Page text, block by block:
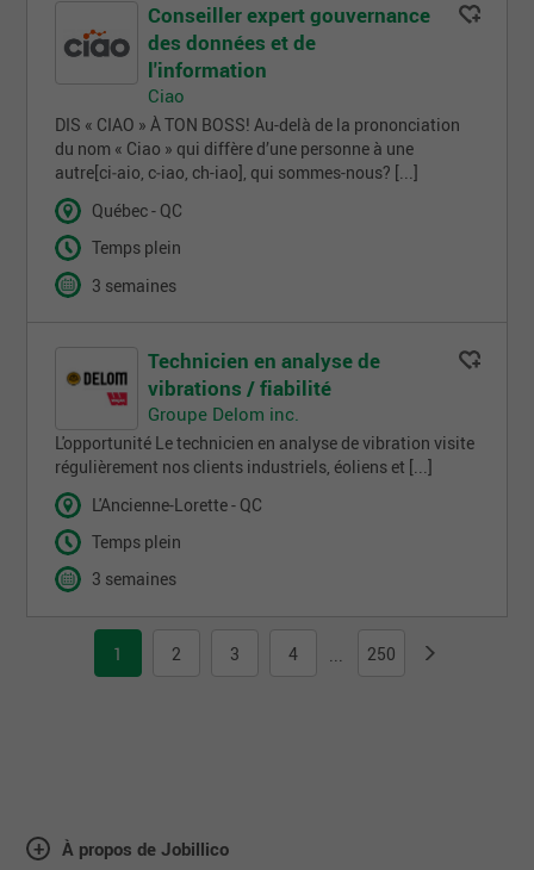
Conseiller expert gouvernance
des données et de
l'information
Ciao
DIS « CIAO » À TON BOSS! Au-delà de la prononciation
du nom « Ciao » qui diffère d’une personne à une
autre[ci‑aio, c‑iao, ch-iao], qui sommes-nous? [...]
Québec - QC
Temps plein
3 semaines
Technicien en analyse de
vibrations / fiabilité
Groupe Delom inc.
L'opportunité Le technicien en analyse de vibration visite
régulièrement nos clients industriels, éoliens et [...]
L'Ancienne-Lorette - QC
Temps plein
3 semaines
1 2 3 4 ... 250
À propos de Jobillico